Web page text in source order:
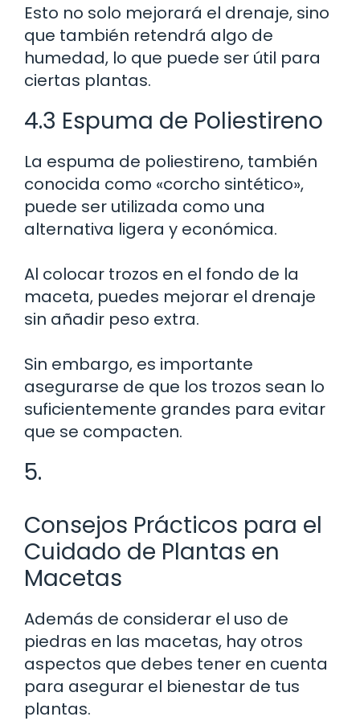
Esto no solo mejorará el drenaje, sino
que también retendrá algo de
humedad, lo que puede ser útil para
ciertas plantas.
4.3 Espuma de Poliestireno
La espuma de poliestireno, también
conocida como «corcho sintético»,
puede ser utilizada como una
alternativa ligera y económica.
Al colocar trozos en el fondo de la
maceta, puedes mejorar el drenaje
sin añadir peso extra.
Sin embargo, es importante
asegurarse de que los trozos sean lo
suficientemente grandes para evitar
que se compacten.
5.
Consejos Prácticos para el
Cuidado de Plantas en
Macetas
Además de considerar el uso de
piedras en las macetas, hay otros
aspectos que debes tener en cuenta
para asegurar el bienestar de tus
plantas.